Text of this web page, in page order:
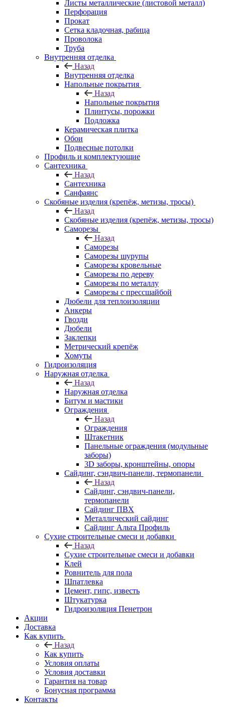
Листы металлические (листовой металл)
Перфорация
Прокат
Сетка кладочная, рабица
Проволока
Труба
Внутренняя отделка
Назад
Внутренняя отделка
Напольные покрытия
Назад
Напольные покрытия
Плинтусы, порожки
Подложка
Керамическая плитка
Обои
Подвесные потолки
Профиль и комплектующие
Сантехника
Назад
Сантехника
Санфаянс
Скобяные изделия (крепёж, метизы, тросы)
Назад
Скобяные изделия (крепёж, метизы, тросы)
Саморезы
Назад
Саморезы
Саморезы шурупы
Саморезы кровельные
Саморезы по дереву
Саморезы по металлу
Саморезы с прессшайбой
Дюбели для теплоизоляции
Анкеры
Гвозди
Дюбели
Заклепки
Метрический крепёж
Хомуты
Гидроизоляция
Наружная отделка
Назад
Наружная отделка
Битум и мастики
Ограждения
Назад
Ограждения
Штакетник
Панельные ограждения (модульные
заборы)
3D заборы, кронштейны, опоры
Cайдинг, сэндвич-панели, термопанели
Назад
Cайдинг, сэндвич-панели,
термопанели
Сайдинг ПВХ
Металлический сайдинг
Сайдинг Альта Профиль
Сухие строительные смеси и добавки
Назад
Сухие строительные смеси и добавки
Клей
Ровнитель для пола
Шпатлевка
Цемент, гипс, известь
Штукатурка
Гидроизоляция Пенетрон
Акции
Доставка
Как купить
Назад
Как купить
Условия оплаты
Условия доставки
Гарантия на товар
Бонусная программа
Контакты